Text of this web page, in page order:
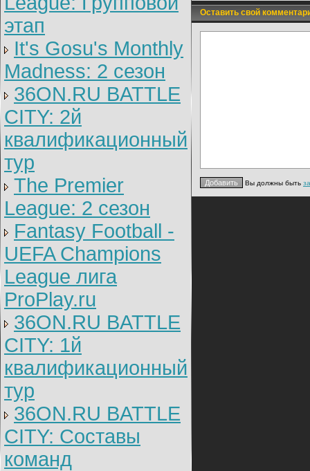
этап
It's Gosu's Monthly
Madness: 2 сезон
36ON.RU BATTLE
CITY: 2й
квалификационный
тур
The Premier
League: 2 cезон
Fantasy Football -
UEFA Champions
League лига
ProPlay.ru
36ON.RU BATTLE
CITY: 1й
квалификационный
тур
36ON.RU BATTLE
CITY: Составы
команд
Оставить свой
Вы должны быть